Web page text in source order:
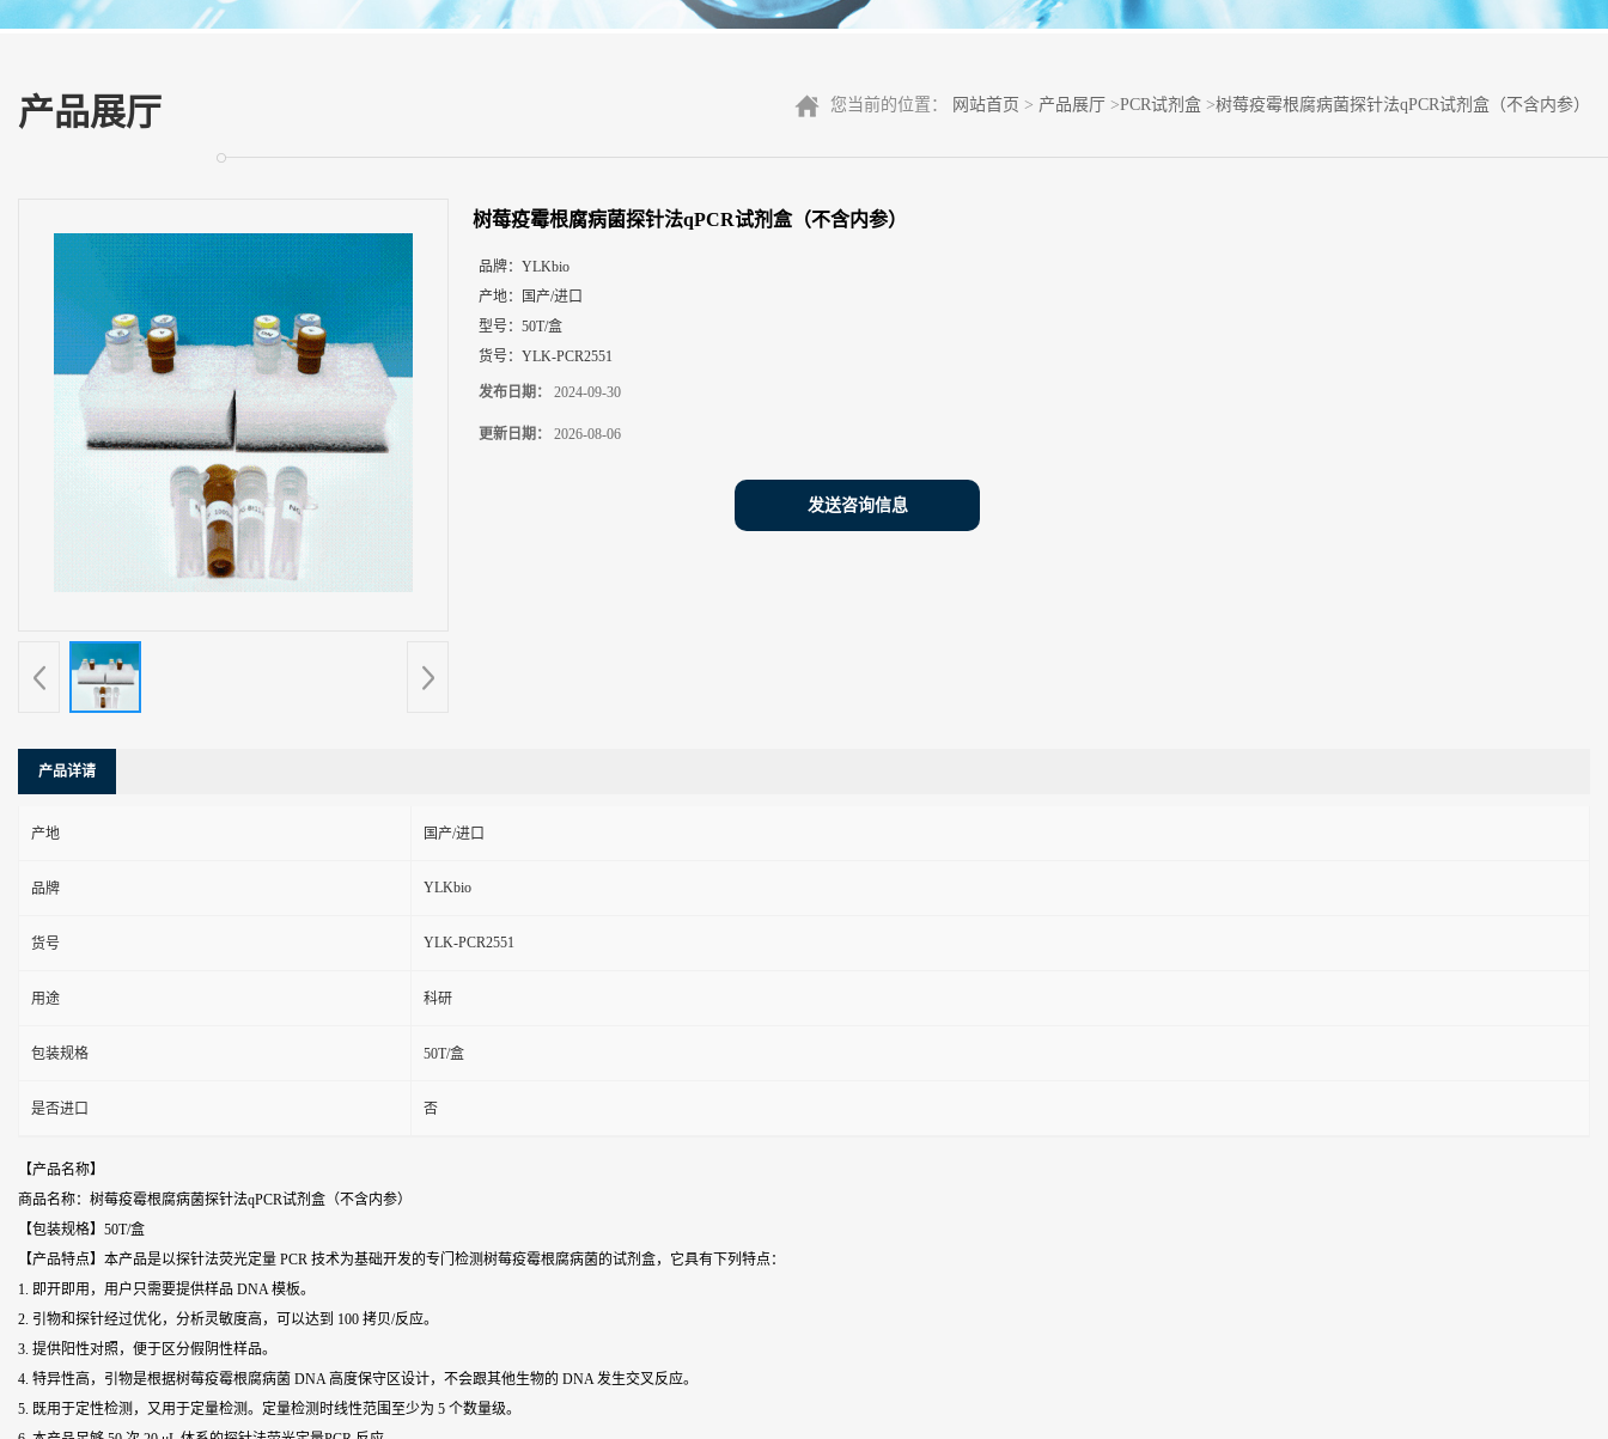
方
式
产品展厅 您当前的位置： 网站首页 > 产品展厅 >PCR试剂盒 >树莓疫霉根腐病菌探针法qPCR试剂盒（不含内参）
树莓疫霉根腐病菌探针法qPCR试剂盒（不含内参）
品牌： YLKbio
产地：
国产/进口
型号： 50T/盒
货号： YLK-PCR2551
发布日期： 2024-09-30
更新日期： 2026-08-06
发送咨询信息
产品详请
产地 国产/进口
品牌 YLKbio
货号 YLK-PCR2551
用途 科研
包装规格 50T/盒
是否进口 否
【产品名称】
商品名称：树莓疫霉根腐病菌探针法qPCR试剂盒（不含内参）
【包装规格】50T/盒
【产品特点】本产品是以探针法荧光定量 PCR 技术为基础开发的专门检测树莓疫霉根腐病菌的试剂盒，它具有下列特点：
1. 即开即用，用户只需要提供样品 DNA 模板。
2. 引物和探针经过优化，分析灵敏度高，可以达到 100 拷贝/反应。
3. 提供阳性对照，便于区分假阴性样品。
4. 特异性高，引物是根据树莓疫霉根腐病菌 DNA 高度保守区设计，不会跟其他生物的 DNA 发生交叉反应。
5. 既用于定性检测，又用于定量检测。定量检测时线性范围至少为 5 个数量级。